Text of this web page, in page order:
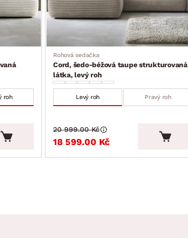
roh
Rohová sedačka
Cord, šedo-béžová taupe strukturovaná
látka, levý roh
Levý roh Pravý roh
18 599.00 Kč
20 999.00 Kč